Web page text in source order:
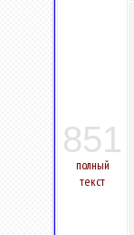
851
полный
текст